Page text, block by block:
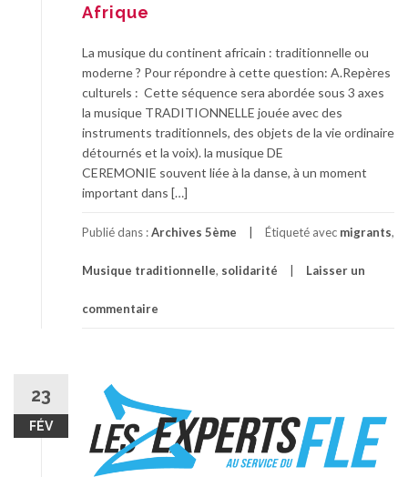
Afrique
La musique du continent africain : traditionnelle ou
moderne ? Pour répondre à cette question: A.Repères
culturels : Cette séquence sera abordée sous 3 axes
la musique TRADITIONNELLE jouée avec des
instruments traditionnels, des objets de la vie ordinaire
détournés et la voix). la musique DE
CEREMONIE souvent liée à la danse, à un moment
important dans […]
Publié dans :Archives 5ème Étiqueté avec migrants,
Musique traditionnelle, solidarité Laisser un
commentaire
23
FÉV